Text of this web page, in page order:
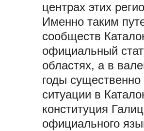
центрах этих
Именно таким
сообществ
официальный
областях, а в
годы
ситуации в
конституция
официального